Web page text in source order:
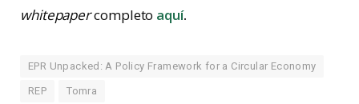
whitepapercompleto aquí.
EPR Unpacked: A Policy Framework for a Circular Economy
REP Tomra